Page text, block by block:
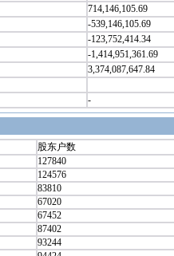
714,146,105.69
-539,146,105.69
-123,752,414.34
-1,414,951,361.69
3,374,087,647.84
-
股东户数
127840
124576
83810
67020
67452
87402
93244